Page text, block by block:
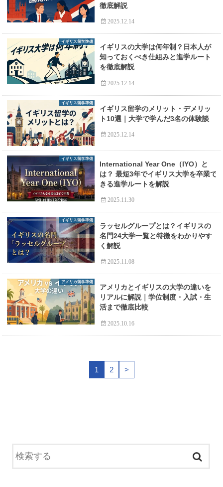
徹底解説
2025.12.14
イギリス留学準備
イギリスの大学は何年制？日本人が
知っておくべき仕組みと進学ルート
を徹底解説
2025.12.14
イギリス留学準備
イギリス留学のメリット・デメリッ
ト10選｜大学で学んだ3名の体験談
2025.12.14
イギリス留学準備
International Year One（IYO）と
は？ 最短3年でイギリス大学を卒業で
きる進学ルートを解説
2025.11.30
イギリス留学準備
ラッセルグループとは？イギリスの
名門24大学一覧と特徴をわかりやす
く解説
2025.11.08
アメリカ留学準備
アメリカとイギリスの大学の違いを
リアルに解説｜学位制度・入試・生
活まで徹底比較
2025.10.16
1 2 >